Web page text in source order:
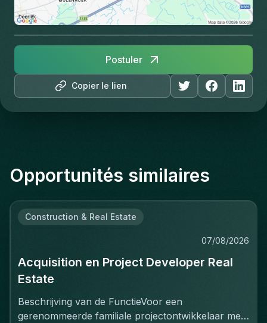
Copier le lien
Postuler
Opportunités similaires
Construction & Real Estate
07/08/2026
Acquisition en Project Developer Real
Estate
Beschrijving van de FunctieVoor een
gerenommeerde familiale projectontwikkelaar met